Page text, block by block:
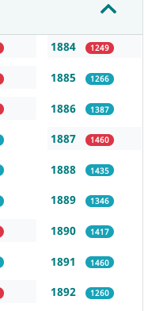
1884 1249
1885 1266
1886 1387
1887 1460
1888 1435
1889 1346
1890 1417
1891 1460
1892 1260